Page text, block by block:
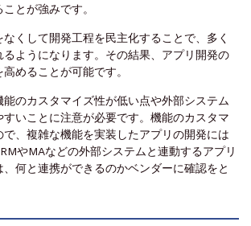
とが強みです。
くして開発工程を民主化することで、多く
ようになります。その結果、アプリ開発の
めることが可能です。
能のカスタマイズ性が低い点や外部システム
いことに注意が必要です。機能のカスタマ
で、複雑な機能を実装したアプリの開発には
やMAなどの外部システムと連動するアプリ
何と連携ができるのかベンダーに確認をと